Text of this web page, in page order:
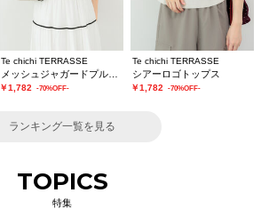
Te chichi TERRASSE
￥1,782 -70%OFF-
Te chichi TERRASSE
シアーロゴトップス
￥1,782 -70%OFF-
ランキング一覧を見る
TOPICS
特集